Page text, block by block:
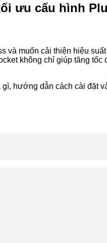
ưu cấu hình
và muốn cải thiện hiệu
không chỉ giúp tăng
hướng dẫn cách cài